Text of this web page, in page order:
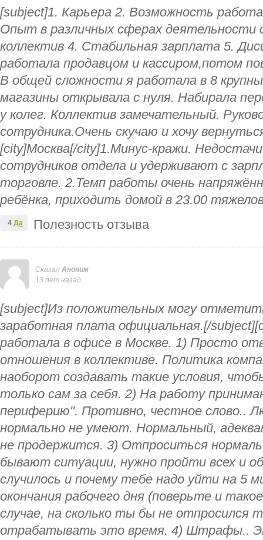
[subject]1. Карьера 2. Возможность
Опыт в различных сферах деятельности
коллектив 4. Стабильная зарплата 5.
работала продавцом и кассиром,потом
В общей сложности я работала в 8
магазины открывала с нуля. Набирала
у колег. Коллектив замечательный.
сотрудника.Очень скучаю и хочу
[city]Москва[/city]1.Минус-кражи.
сотрудников отдела и удерживают с
торговле. 2.Темп работы очень
ребёнка, приходить домой в 23.00
Полезность отзыва
4 Да
Сказал Аноним
13 лет назад
[subject]Из положительных могу
заработная плата официальная.[/
работала в офисе в Москве. 1) Просто
отношения в коллективе. Политика
наоборот создавать такие условия,
только сам за себя. 2) На работу
периферию". Противно, честное слово..
нормально не умеют. Нормальный,
не продержится. 3) Отпроситься
бывают ситуации, нужно пройти всех и
случилось и почему тебе надо уйти на 5
окончания рабочего дня (поверьте и
случае, на сколько ты бы не отпросился
отрабатывать это время. 4) Штрафы..